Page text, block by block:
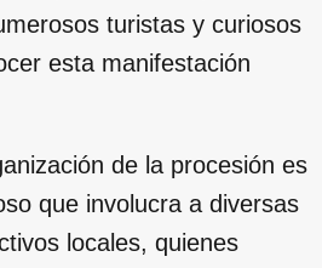
turistas y curiosos
esta manifestación
de la procesión es
que involucra a diversas
locales, quienes